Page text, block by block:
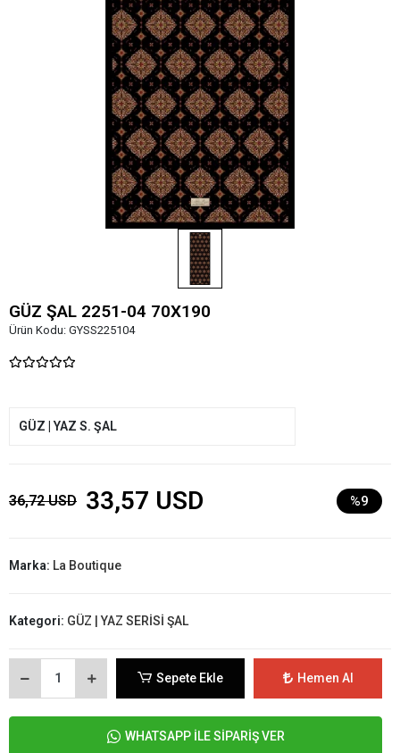
GÜZ ŞAL 2251-04 70X190
Ürün Kodu: GYSS225104
GÜZ | YAZ S. ŞAL
36,72 USD 33,57 USD %9
Marka: La Boutique
Kategori: GÜZ | YAZ SERİSİ ŞAL
Sepete Ekle Hemen Al
WHATSAPP İLE SİPARİŞ VER